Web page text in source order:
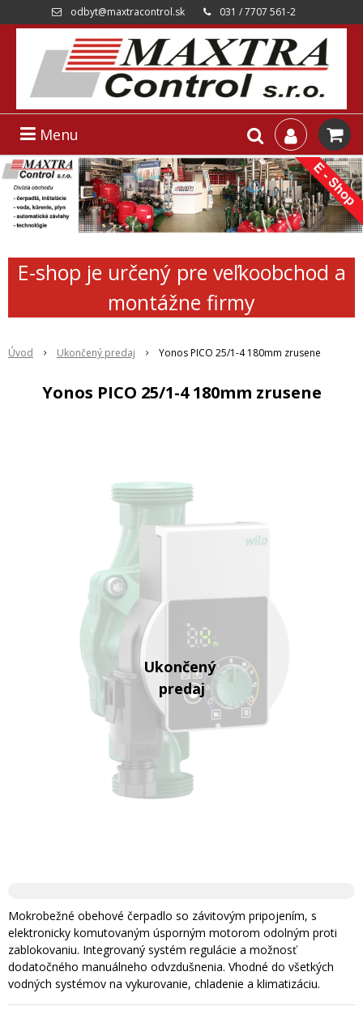
odbyt@maxtracontrol.sk 031 / 7707 561-2
Menu
E-shop je určený pre veľkoobchod a
montážne firmy
Úvod Ukončený predaj Yonos PICO 25/1-4 180mm zrusene
Yonos PICO 25/1-4 180mm zrusene
Mokrobežné obehové čerpadlo so závitovým pripojením, s
elektronicky komutovaným úsporným motorom odolným proti
zablokovaniu. Integrovaný systém regulácie a možnosť
dodatočného manuálneho odvzdušnenia. Vhodné do všetkých
vodných systémov na vykurovanie, chladenie a klimatizáciu.